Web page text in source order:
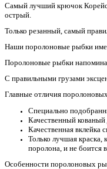
Самый лучший крючок
острый.
Только резанный, самый
Наши поролоновые рыбки
Поролоновые рыбки
С правильными грузами
Главные отличия
Специально
Качественный кованый
Качественная вклейка
Только лучшая краска,
поролона, и не боится
Особенности поролоновых